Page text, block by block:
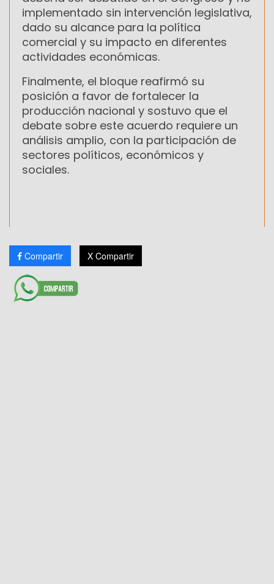
implementado sin intervención legislativa,
dado su alcance para la política
comercial y su impacto en diferentes
actividades económicas.
Finalmente, el bloque reafirmó su
posición a favor de fortalecer la
producción nacional y sostuvo que el
debate sobre este acuerdo requiere un
análisis amplio, con la participación de
sectores políticos, económicos y
sociales.
Compartir X Compartir